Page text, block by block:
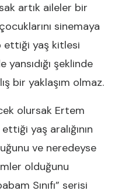
artık aileler bir
sinemaya
ettiği yaş kitlesi
yansıdığı şeklinde
bir yaklaşım olmaz.
olursak Ertem
yaş aralığının
ve neredeyse
olduğunu
Sınıfı” serisi